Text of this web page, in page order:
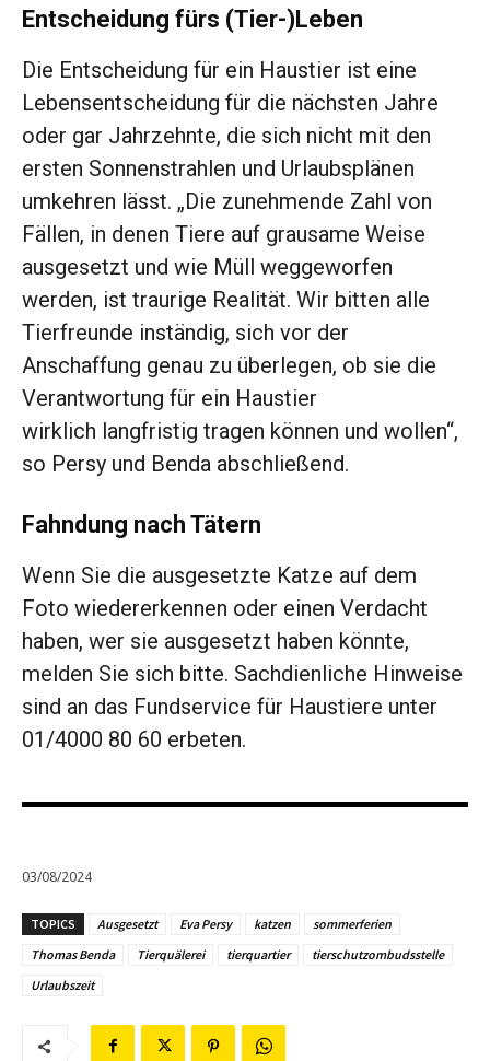
Entscheidung fürs (Tier-)Leben
Die Entscheidung für ein Haustier ist eine
Lebensentscheidung für die nächsten Jahre
oder gar Jahrzehnte, die sich nicht mit den
ersten Sonnenstrahlen und Urlaubsplänen
umkehren lässt. „Die zunehmende Zahl von
Fällen, in denen Tiere auf grausame Weise
ausgesetzt und wie Müll weggeworfen
werden, ist traurige Realität. Wir bitten alle
Tierfreunde inständig, sich vor der
Anschaffung genau zu überlegen, ob sie die
Verantwortung für ein Haustier
wirklich langfristig tragen können und wollen“,
so Persy und Benda abschließend.
Fahndung nach Tätern
Wenn Sie die ausgesetzte Katze auf dem
Foto wiedererkennen oder einen Verdacht
haben, wer sie ausgesetzt haben könnte,
melden Sie sich bitte. Sachdienliche Hinweise
sind an das Fundservice für Haustiere unter
01/4000 80 60 erbeten.
03/08/2024
TOPICS Ausgesetzt Eva Persy katzen
sommerferien
Thomas Benda
Tierquälerei tierquartier
tierschutzombudsstelle
Urlaubszeit